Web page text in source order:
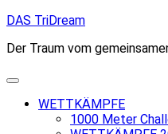
Skip
content
DAS TriDream
Der Traum vom
WETTKÄMPFE
1000 Meter